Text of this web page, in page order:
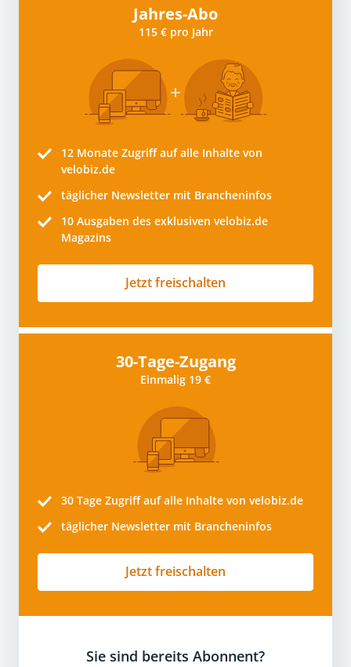
Jahres-Abo
115 € pro Jahr
12 Monate Zugriff auf alle Inhalte von
velobiz.de
täglicher Newsletter mit Brancheninfos
10 Ausgaben des exklusiven velobiz.de
Magazins
Jetzt freischalten
30-Tage-Zugang
Einmalig 19 €
30 Tage Zugriff auf alle Inhalte von velobiz.de
täglicher Newsletter mit Brancheninfos
Jetzt freischalten
Sie sind bereits Abonnent?